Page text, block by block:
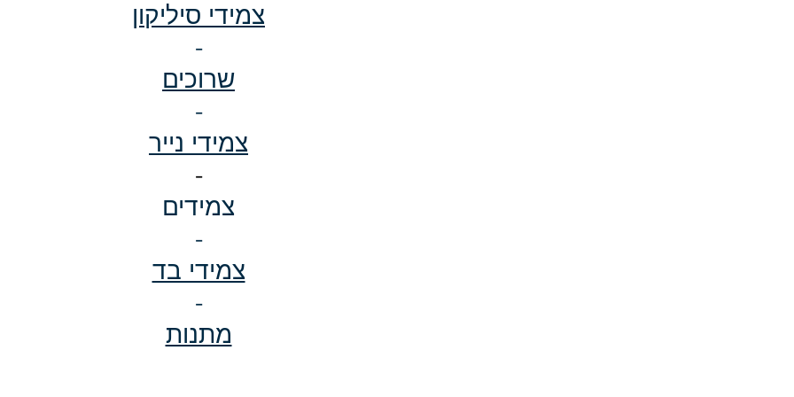
צמידי סיליקון
-
שרוכים
-
צמידי נייר
-
צמידים
-
צמידי בד
-
מתנות